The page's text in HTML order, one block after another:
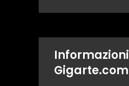
Informazioni
Gigarte.com